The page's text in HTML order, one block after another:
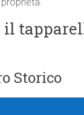
Storico